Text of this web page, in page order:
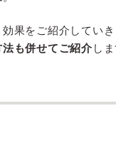
果をご紹介してい
も併せてご紹介 しま